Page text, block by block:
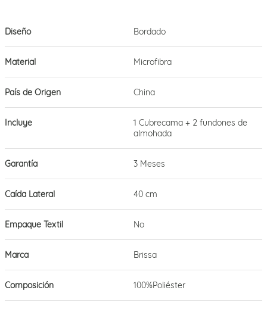
Diseño Bordado
Material Microfibra
País de Origen China
Incluye
1 Cubrecama + 2 fundones de
almohada
Garantía 3 Meses
Caída Lateral 40 cm
Empaque Textil No
Marca Brissa
Composición 100%Poliéster